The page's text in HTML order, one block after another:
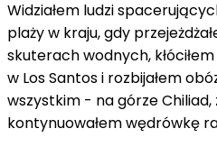
Widziałem ludzi
plaży w kraju, gdy
skuterach wodnych,
w Los Santos i rozbijałem
wszystkim - na górze Chiliad,
kontynuowałem wędrówkę